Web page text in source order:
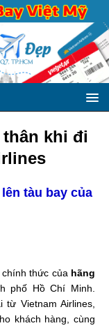
khi đi
tàu bay của
chính thức của hãng
phố Hồ Chí Minh.
Vietnam Airlines,
khách hàng, cùng